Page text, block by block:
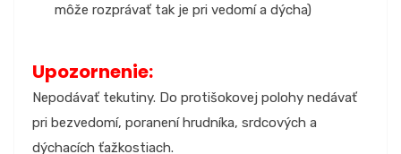
môže rozprávať tak je pri vedomí a dýcha)
Upozornenie:
Nepodávať tekutiny. Do protišokovej polohy nedávať
pri bezvedomí, poranení hrudníka, srdcových a
dýchacích ťažkostiach.